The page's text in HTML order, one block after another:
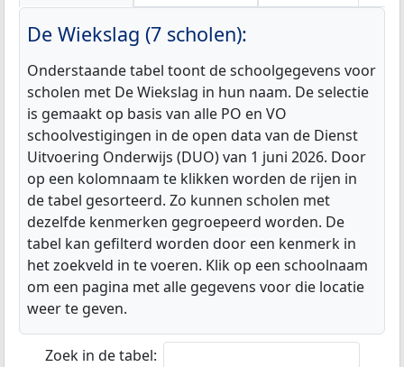
De Wiekslag (7 scholen):
Onderstaande tabel toont de schoolgegevens voor
scholen met De Wiekslag in hun naam. De selectie
is gemaakt op basis van alle PO en VO
schoolvestigingen in de open data van de Dienst
Uitvoering Onderwijs (DUO) van 1 juni 2026. Door
op een kolomnaam te klikken worden de rijen in
de tabel gesorteerd. Zo kunnen scholen met
dezelfde kenmerken gegroepeerd worden. De
tabel kan gefilterd worden door een kenmerk in
het zoekveld in te voeren. Klik op een schoolnaam
om een pagina met alle gegevens voor die locatie
weer te geven.
Zoek in de tabel: